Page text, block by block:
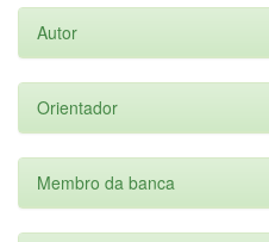
Autor
Orientador
Membro da banca